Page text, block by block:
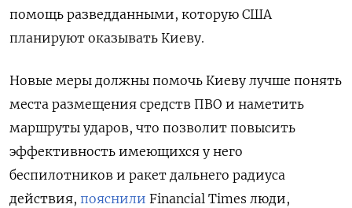
помощь разведданными, которую США
планируют оказывать Киеву.
Новые меры должны помочь Киеву лучше понять
места размещения средств ПВО и наметить
маршруты ударов, что позволит повысить
эффективность имеющихся у него
беспилотников и ракет дальнего радиуса
действия, пояснили Financial Times люди,